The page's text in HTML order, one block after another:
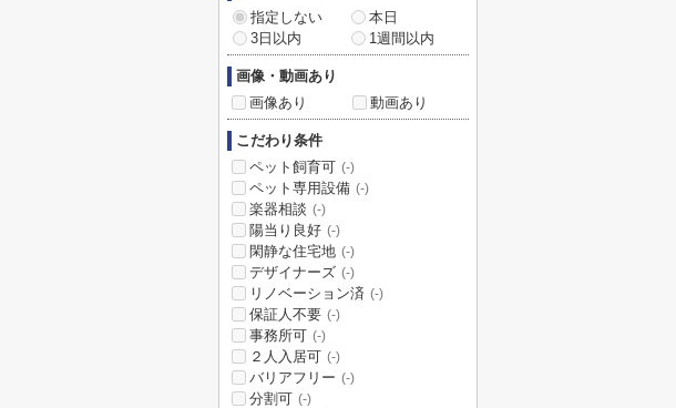
指定しない
本日
3日以内
1週間以内
画像・動画あり
画像あり
動画あり
こだわり条件
ペット飼育可 (-)
ペット専用設備 (-)
楽器相談 (-)
陽当り良好 (-)
閑静な住宅地 (-)
デザイナーズ (-)
リノベーション済 (-)
保証人不要 (-)
事務所可 (-)
２人入居可 (-)
バリアフリー (-)
分割可 (-)